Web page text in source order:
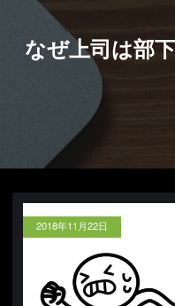
なぜ上司は部
2018年11月22日